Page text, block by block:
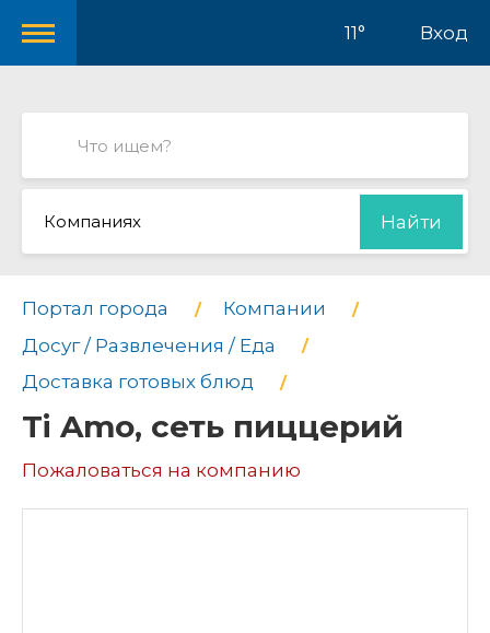
11° Вход
Компаниях Найти
Портал города
Компании
Досуг / Развлечения / Еда
Доставка готовых блюд
Ti Amo, сеть пиццерий
Пожаловаться на компанию